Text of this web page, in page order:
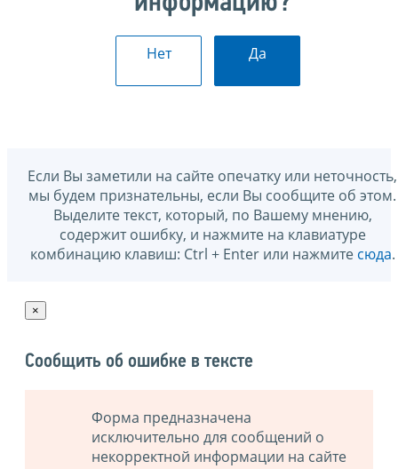
Нет Да
Если Вы заметили на сайте опечатку или неточность,
мы будем признательны, если Вы сообщите об этом.
Выделите текст, который, по Вашему мнению,
содержит ошибку, и нажмите на клавиатуре
комбинацию клавиш: Ctrl + Enter или нажмите сюда.
×
Сообщить об ошибке в тексте
Форма предназначена
исключительно для сообщений о
некорректной информации на сайте